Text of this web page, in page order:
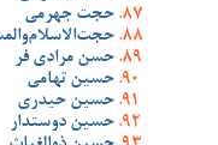
حجت جهرمی
حسن مرادی فر
حسین تهامی
حسین حیدری
حسین دوستدار